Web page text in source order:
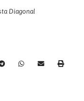
Diagonal